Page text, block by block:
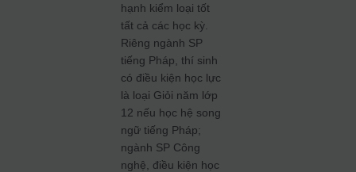
hạnh kiểm loại tốt
tất cả các học kỳ.
Riêng ngành SP
tiếng Pháp, thí sinh
có điều kiện học lực
là loại Giỏi năm lớp
12 nếu học hệ song
ngữ tiếng Pháp;
ngành SP Công
nghệ, điều kiện học